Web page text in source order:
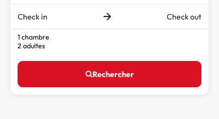
Check in Check out
1 chambre
2 adultes
Rechercher